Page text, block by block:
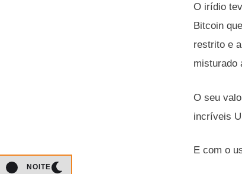
NOITE
O irídio
Bitcoin
restrito e
misturado
O seu
incríveis
E com o